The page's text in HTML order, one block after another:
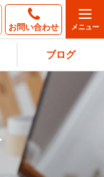
お問い合わせ
ブログ